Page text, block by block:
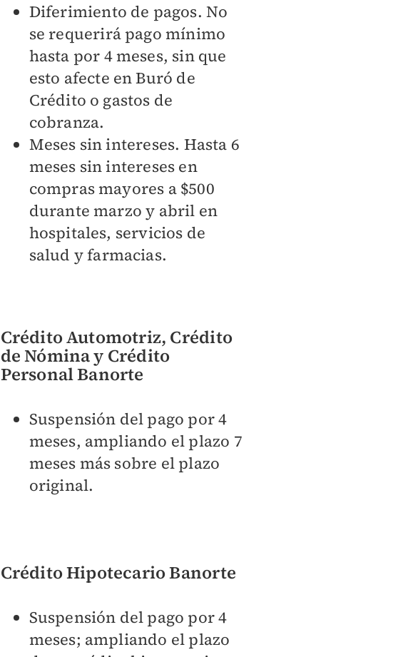
Diferimiento de pagos. No
se requerirá pago mínimo
hasta por 4 meses, sin que
esto afecte en Buró de
Crédito o gastos de
cobranza.
Meses sin intereses. Hasta 6
meses sin intereses en
compras mayores a $500
durante marzo y abril en
hospitales, servicios de
salud y farmacias.
Crédito Automotriz, Crédito
de Nómina y Crédito
Personal Banorte
Suspensión del pago por 4
meses, ampliando el plazo 7
meses más sobre el plazo
original.
Crédito Hipotecario Banorte
Suspensión del pago por 4
meses; ampliando el plazo